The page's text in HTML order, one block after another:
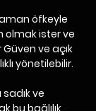
öfkeyle
olmak ister ve
ve açık
yönetilebilir.
ve
bu bağlılık,